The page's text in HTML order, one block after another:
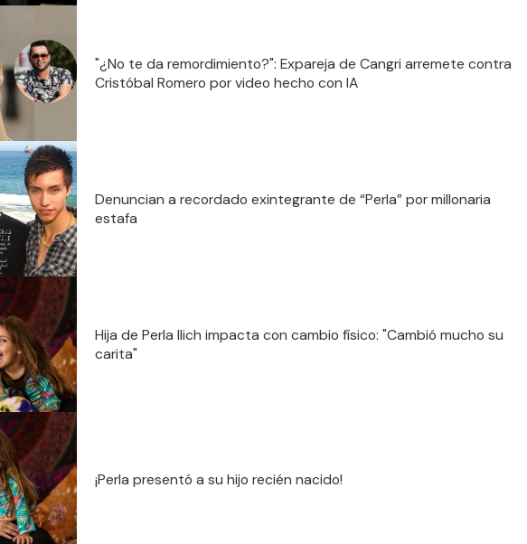
"¿No te da remordimiento?": Expareja de Cangri arremete contra
Cristóbal Romero por video hecho con IA
Denuncian a recordado exintegrante de “Perla” por millonaria
estafa
Hija de Perla Ilich impacta con cambio físico: "Cambió mucho su
carita"
¡Perla presentó a su hijo recién nacido!